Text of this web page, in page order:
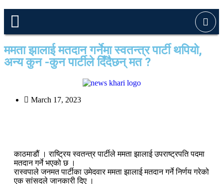
ममता झालाई मतदान गर्नेमा स्वतन्त्र पार्टी थपियो,
अन्य कुन -कुन पार्टीले दिँदैछन् मत ?
March 17, 2023
काठमाडौं । राष्ट्रिय स्वतन्त्र पार्टीले ममता झालाई उपराष्ट्रपति पदमा
मतदान गर्ने भएको छ ।
रास्वपाले जनमत पार्टीका उमेदवार ममता झालाई मतदान गर्ने निर्णय गरेको
एक सांसदले जानकारी दिए ।